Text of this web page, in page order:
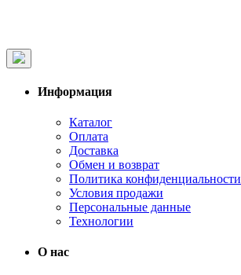
Информация
Каталог
Оплата
Доставка
Обмен и возврат
Политика конфиденциальности
Условия продажи
Персональные данные
Технологии
О нас